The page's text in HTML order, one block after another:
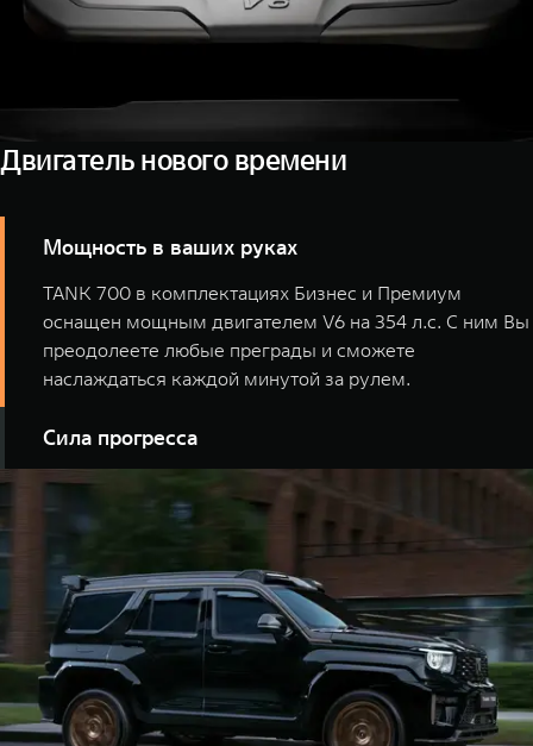
Двигатель нового времени
Мощность в ваших руках
TANK 700 в комплектациях Бизнес и Премиум
оснащен мощным двигателем V6 на 354 л.с. С ним Вы
преодолеете любые преграды и сможете
наслаждаться каждой минутой за рулем.
Сила прогресса
TANK 700 сочетает в себе лучшее от двух миров -
надежность бензиновго V6 и эффективность
гибридной силовой установки. Их совместная работа
позволяет достигать внушительных 517 л.с. и
ошеломляющих 800 Hм, а также обеспечивать разгон
от 0 до 100 км.ч всего за 5,9 секунд.